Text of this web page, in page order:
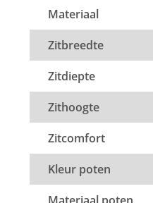
Poluester is een
en isolerend is.
Onderhoud
Element stof is niet
lauwwarm sopje van
nat maken! Meer
Montage
De bank wordt
montage plaats te
Materiaal
Zitbreedte
Zitdiepte
Zithoogte
Zitcomfort
Kleur poten
Materiaal poten